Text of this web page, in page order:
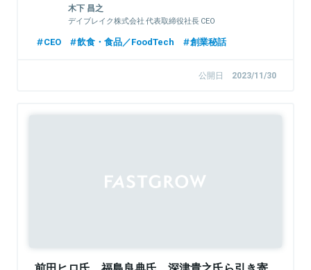
木下 昌之
デイブレイク株式会社 代表取締役社長 CEO
CEO 飲食・食品／FoodTech 創業秘話
公開日 2023/11/30